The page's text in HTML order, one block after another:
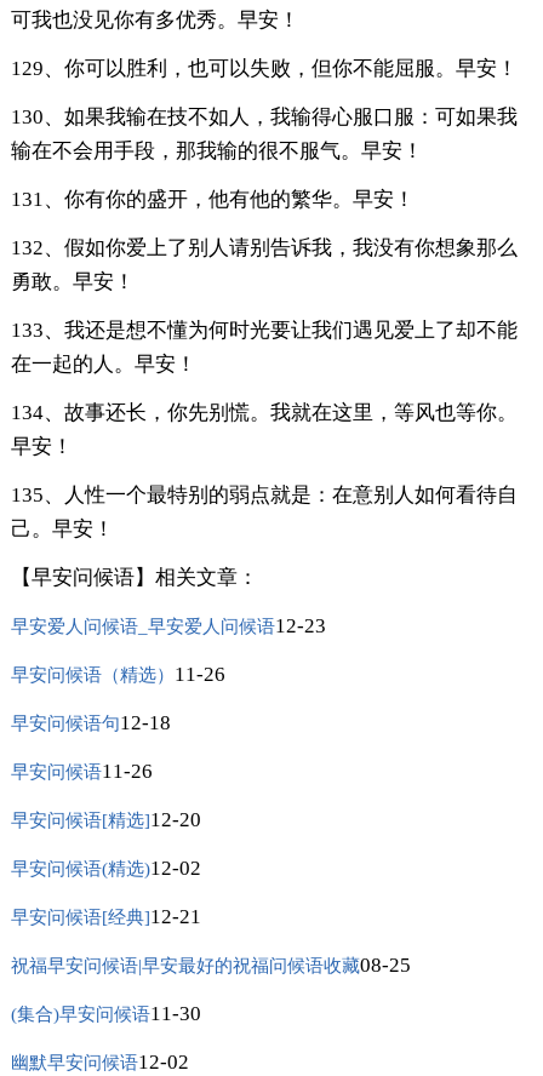
可我也没见你有多优秀。早安！
129、你可以胜利，也可以失败，但你不能屈服。早安！
130、如果我输在技不如人，我输得心服口服：可如果我
输在不会用手段，那我输的很不服气。早安！
131、你有你的盛开，他有他的繁华。早安！
132、假如你爱上了别人请别告诉我，我没有你想象那么
勇敢。早安！
133、我还是想不懂为何时光要让我们遇见爱上了却不能
在一起的人。早安！
134、故事还长，你先别慌。我就在这里，等风也等你。
早安！
135、人性一个最特别的弱点就是：在意别人如何看待自
己。早安！
【早安问候语】相关文章：
早安爱人问候语_早安爱人问候语12-23
早安问候语（精选） 11-26
早安问候语句12-18
早安问候语11-26
早安问候语[精选]12-20
早安问候语(精选)12-02
早安问候语[经典]12-21
祝福早安问候语|早安最好的祝福问候语收藏08-25
(集合)早安问候语11-30
幽默早安问候语12-02